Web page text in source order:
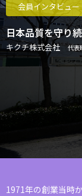
会員インタビュー
日本品質を守り
キクチ株式会社代表
1971年の創業当時